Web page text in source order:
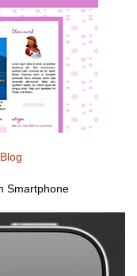
Smartphone